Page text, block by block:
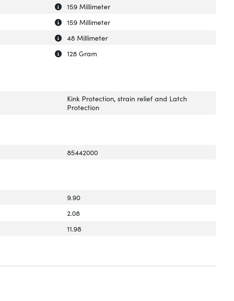
Uitleg over 'Breedte verpakking'
Verberg uitleg over 'Breedte verpakking'
159 Millimeter
Uitleg over 'Diepte verpakking'
Verberg uitleg over 'Diepte verpakking'
159 Millimeter
Uitleg over 'Hoogte verpakking'
Verberg uitleg over 'Hoogte verpakking'
48 Millimeter
Uitleg over 'Gewicht verpakking'
Verberg uitleg over 'Gewicht verpakking'
128 Gram
Kink Protection, strain relief and Latch
Protection
85442000
9.90
2.08
11.98